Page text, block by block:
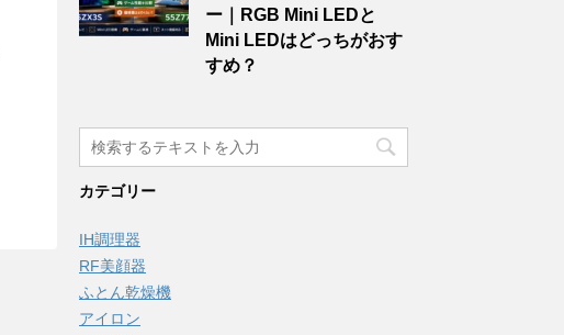
ー｜RGB Mini LEDと
Mini LEDはどっちがおす
すめ？
カテゴリー
IH調理器
RF美顔器
ふとん乾燥機
アイロン